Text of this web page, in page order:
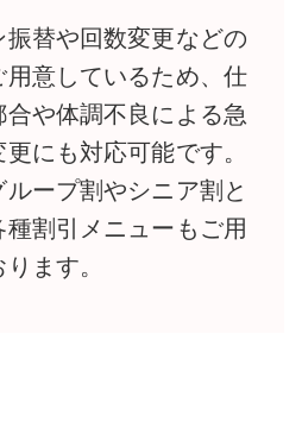
振替や回数変更などの
用意しているため、仕
合や体調不良による急
にも対応可能です。
ループ割やシニア割と
種割引メニューもご用
ます。